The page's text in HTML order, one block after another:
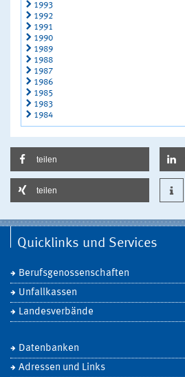
1993
1992
1991
1990
1989
1988
1987
1986
1985
1983
1984
teilen
teilen
Quicklinks und Services
Berufsgenossenschaften
Unfallkassen
Landesverbände
Datenbanken
Adressen und Links